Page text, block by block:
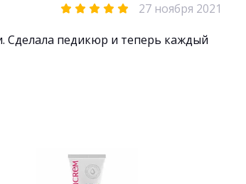
27 ноября 2021
Сделала педикюр и теперь каждый